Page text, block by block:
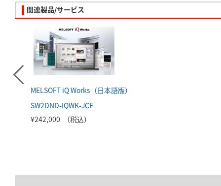
関連製品/サービス
MELSOFT iQ Works（日本語版）
SW2DND-IQWK-JCE
¥242,000 （税込）